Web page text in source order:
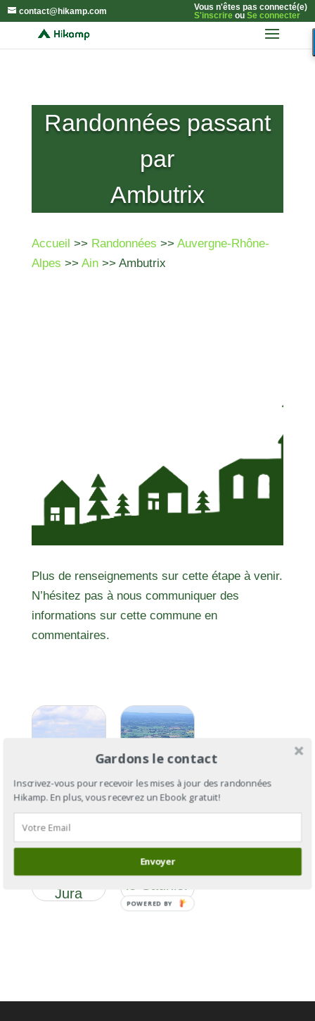
contact@hikamp.com
Vous n'êtes pas connecté(e)
S'inscrireou Se connecter
Randonnées passant
par
Ambutrix
Accueil >> Randonnées >> Auvergne-Rhône-
Alpes >> Ain>> Ambutrix
Plus de renseignements sur cette étape à venir.
N’hésitez pas à nous communiquer des
informations sur cette commune en
commentaires.
GR®59 :
Vosges au
Jura
section 3 :
de Lons-
à Culoz
Gardons le contact
Inscrivez-vous pour recevoir les mises à jour des randonnées
Hikamp. En plus, vous recevrez un Ebook gratuit!
Envoyer
POWERED BY